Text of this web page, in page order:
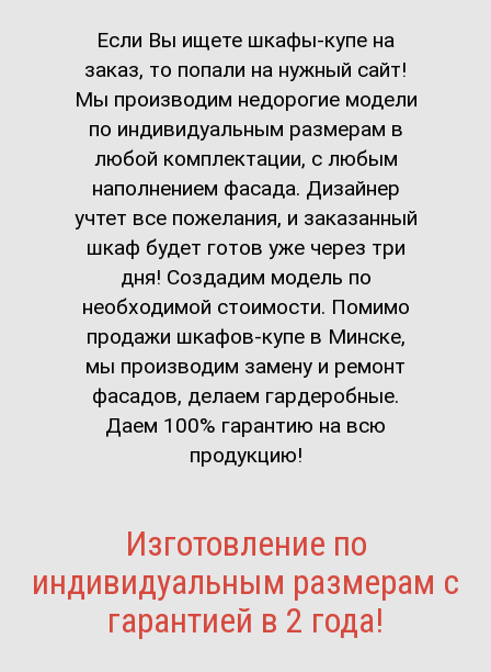
Если Вы ищете шкафы-купе на
заказ, то попали на нужный сайт!
Мы производим недорогие модели
по индивидуальным размерам в
любой комплектации, с любым
наполнением фасада. Дизайнер
учтет все пожелания, и заказанный
шкаф будет готов уже через три
дня! Создадим модель по
необходимой стоимости. Помимо
продажи шкафов-купе в Минске,
мы производим замену и ремонт
фасадов, делаем гардеробные.
Даем 100% гарантию на всю
продукцию!
Изготовление по
индивидуальным размерам с
гарантией в 2 года!